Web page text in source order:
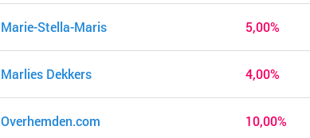
Marie-Stella-Maris 5,00%
Marlies Dekkers 4,00%
Overhemden.com 10,00%